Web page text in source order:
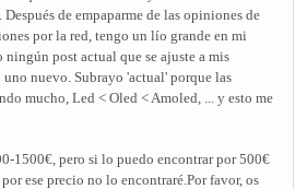
de empaparme de las opiniones de
por la red, tengo un lío grande en mi
ningún post actual que se ajuste a mis
uno nuevo. Subrayo 'actual' porque las
mucho, Led < Oled < Amoled, ... y esto me
1500€, pero si lo puedo encontrar por 500€
ese precio no lo encontraré.Por favor, os